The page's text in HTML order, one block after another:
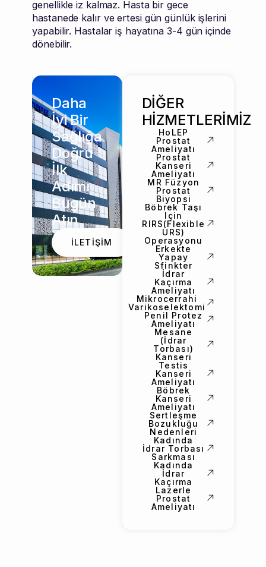
genellikle iz kalmaz. Hasta bir gece
hastanede kalır ve ertesi gün günlük işlerini
yapabilir. Hastalar iş hayatına 3-4 gün içinde
dönebilir.
Daha
İyi Bir
Sağlığa
Doğru
İlk
Adımı
Bugün
Atın
İLETİŞİM
DİĞER
HİZMETLERİMİZ
HoLEP
Prostat
Ameliyatı
Prostat
Kanseri
Ameliyatı
MR Füzyon
Prostat
Biyopsi
Böbrek Taşı
Için
RIRS(Flexible
URS)
Operasyonu
Erkekte
Yapay
Sfinkter
İdrar
Kaçırma
Ameliyatı
Mikrocerrahi
Varikoselektomi
Penil Protez
Ameliyatı
Mesane
(İdrar
Torbası)
Kanseri
Testis
Kanseri
Ameliyatı
Böbrek
Kanseri
Ameliyatı
Sertleşme
Bozukluğu
Nedenleri
Kadında
İdrar Torbası
Sarkması
Kadında
İdrar
Kaçırma
Lazerle
Prostat
Ameliyatı